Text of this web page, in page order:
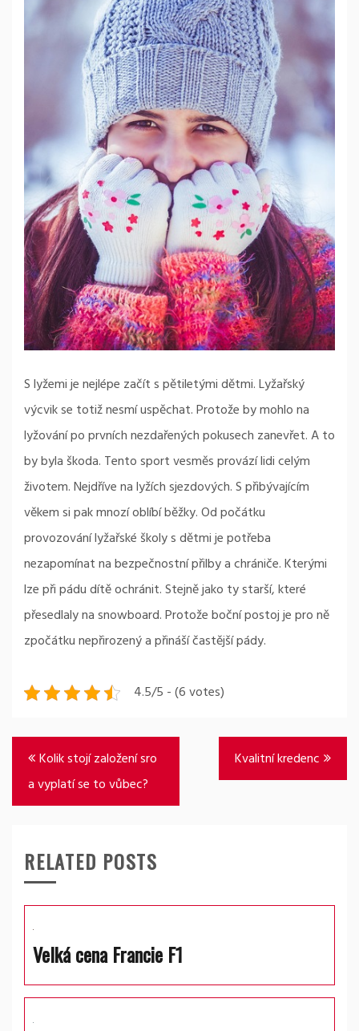
S lyžemi je nejlépe začít s pětiletými dětmi. Lyžařský
výcvik se totiž nesmí uspěchat. Protože by mohlo na
lyžování po prvních nezdařených pokusech zanevřet. A to
by byla škoda. Tento sport vesměs provází lidi celým
životem. Nejdříve na lyžích sjezdových. S přibývajícím
věkem si pak mnozí oblíbí běžky. Od počátku
provozování lyžařské školy s dětmi je potřeba
nezapomínat na bezpečnostní přilby a chrániče. Kterými
lze při pádu dítě ochránit. Stejně jako ty starší, které
přesedlaly na snowboard. Protože boční postoj je pro ně
zpočátku nepřirozený a přináší častější pády.
4.5/5 - (6 votes)
Navigace
pro
příspěvek
Kolik stojí založení sro
a vyplatí se to vůbec?
Kvalitní kredenc
RELATED POSTS
Velká cena Francie F1